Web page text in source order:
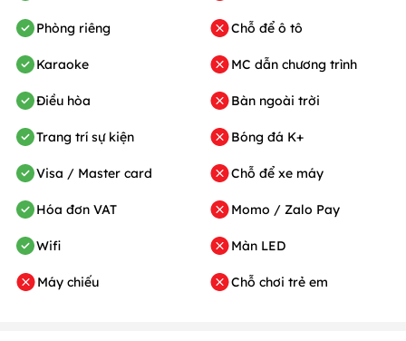
Phòng riêng
Karaoke
Điều hòa
Trang trí sự kiện
Visa / Master card
Hóa đơn VAT
Wifi
Máy chiếu
Chỗ để ô tô
MC dẫn chương trình
Bàn ngoài trời
Bóng đá K+
Chỗ để xe máy
Momo / Zalo Pay
Màn LED
Chỗ chơi trẻ em